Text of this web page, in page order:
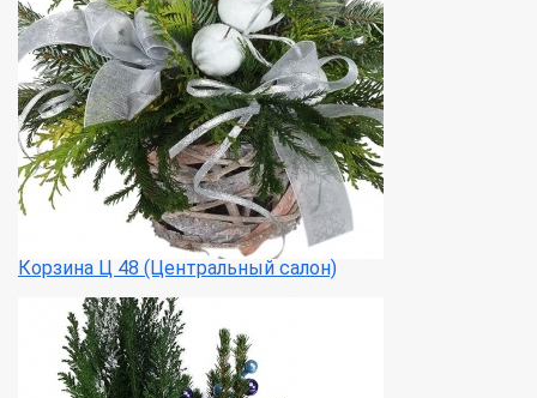
Корзина Ц 48 (Центральный салон)